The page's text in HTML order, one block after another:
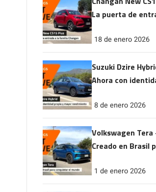
La puerta de
18 de enero 2026
Suzuki Dzire
Ahora con
rendimiento
8 de enero 2026
Volkswagen Tera
Creado en Brasil
1 de enero 2026